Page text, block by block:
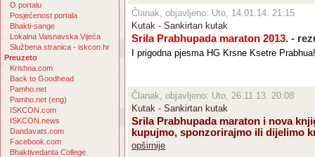
O portalu
Posjećenost portala
Bhakti-sange
Lokalna Vaisnavska Vijeća
Službena stranica - iskcon.hr
Preuzeto
Krishna.com
Back to Goodhead
Pamho.net
Pamho.net (eng)
ISKCON.com
ISKCON.news
Dandavats.com
Facebook.com
Bhaktivedanta College
Članak, objavljeno: Uto, 14.01.14. 21:15
Kutak - Sankirtan kutak
Srila Prabhupada maraton 2013. -
I prigodna pjesma HG Krsne Ksetre
Članak, objavljeno: Uto, 26.11.13. 20:08
Kutak - Sankirtan kutak
Srila Prabhupada maraton i nova
kupujmo, sponzorirajmo ili dijelimo
opširnije